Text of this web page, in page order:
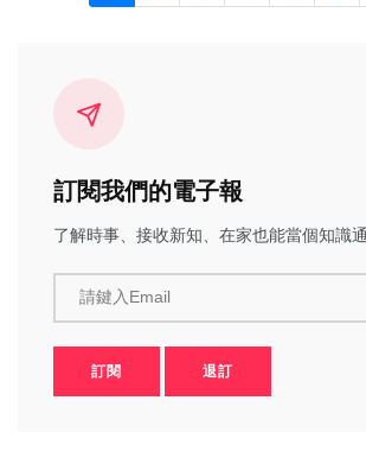
訂閱我們的電子報
了解時事、接收新知、在家也能當個知識通
請鍵入Email
訂閱 退訂